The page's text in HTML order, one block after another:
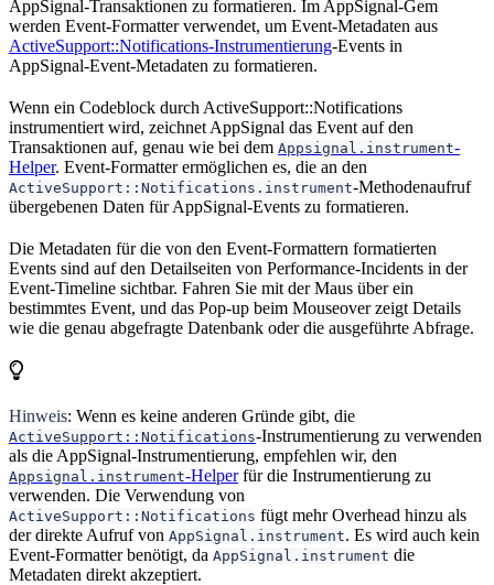
AppSignal-Transaktionen zu formatieren. Im AppSignal-Gem
werden Event-Formatter verwendet, um Event-Metadaten aus
ActiveSupport::Notifications-Instrumentierung-Events in
AppSignal-Event-Metadaten zu formatieren.
Wenn ein Codeblock durch ActiveSupport::Notifications
instrumentiert wird, zeichnet AppSignal das Event auf den
Transaktionen auf, genau wie bei dem Appsignal.instrument-
Helper. Event-Formatter ermöglichen es, die an den
ActiveSupport::Notifications.instrument-Methodenaufruf
übergebenen Daten für AppSignal-Events zu formatieren.
Die Metadaten für die von den Event-Formattern formatierten
Events sind auf den Detailseiten von Performance-Incidents in der
Event-Timeline sichtbar. Fahren Sie mit der Maus über ein
bestimmtes Event, und das Pop-up beim Mouseover zeigt Details
wie die genau abgefragte Datenbank oder die ausgeführte Abfrage.
Hinweis: Wenn es keine anderen Gründe gibt, die
ActiveSupport::Notifications-Instrumentierung zu verwenden
als die AppSignal-Instrumentierung, empfehlen wir, den
Appsignal.instrument-Helperfür die Instrumentierung zu
verwenden. Die Verwendung von
ActiveSupport::Notifications fügt mehr Overhead hinzu als
der direkte Aufruf von AppSignal.instrument. Es wird auch kein
Event-Formatter benötigt, da AppSignal.instrument die
Metadaten direkt akzeptiert.